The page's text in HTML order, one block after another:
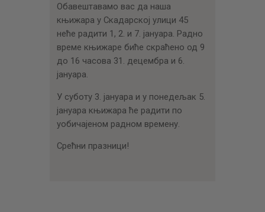
Обавештавамо вас да наша
књижара у Скадарској улици 45
неће радити 1, 2. и 7. јануара. Радно
време књижаре биће скраћено од 9
до 16 часова 31. децембра и 6.
јануара.
У суботу 3. јануара и у понедељак 5.
јануара књижара ће радити по
уобичајеном радном времену.
Срећни празници!